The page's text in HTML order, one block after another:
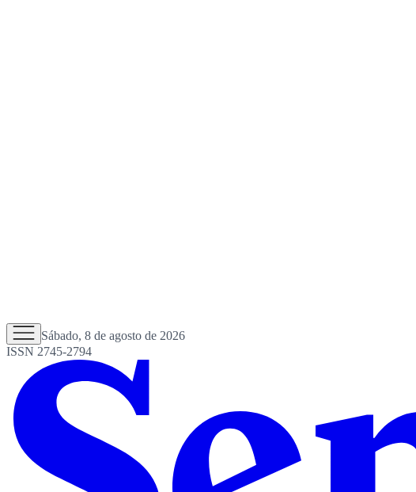
Sábado, 8 de agosto de 2026
ISSN 2745-2794